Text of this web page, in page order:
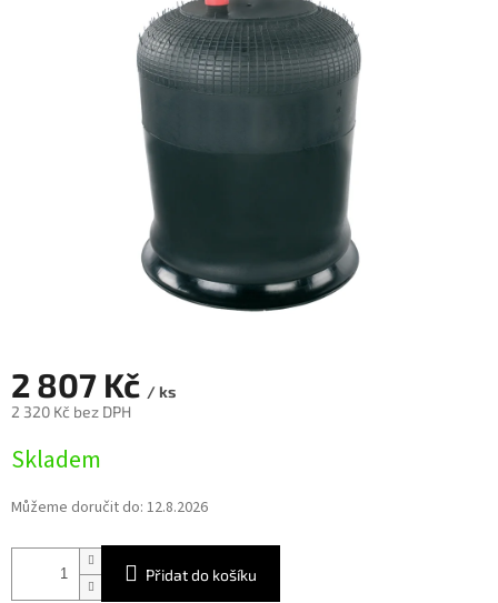
2 807 Kč / ks
2 320 Kč bez DPH
cena:
Skladem
Můžeme doručit do: 12.8.2026
Přidat do košíku